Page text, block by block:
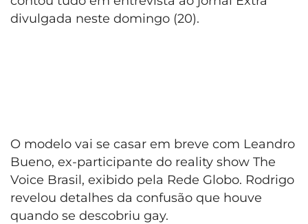
divulgada neste domingo (20).
O modelo vai se casar em breve com Leandro
Bueno, ex-participante do reality show The
Voice Brasil, exibido pela Rede Globo. Rodrigo
revelou detalhes da confusão que houve
quando se descobriu gay.